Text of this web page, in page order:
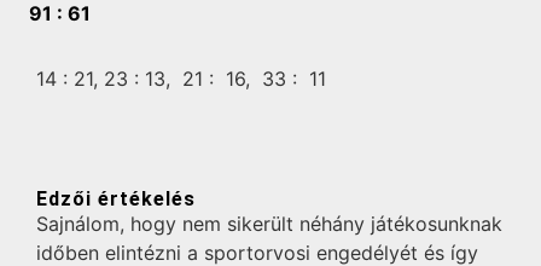
91 : 61
14 : 21, 23 : 13, 21 : 16, 33 : 11
Edzői értékelés
Sajnálom, hogy nem sikerült néhány játékosunknak
időben elintézni a sportorvosi engedélyét és így